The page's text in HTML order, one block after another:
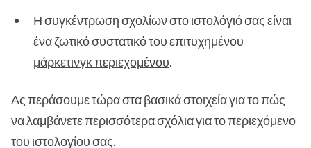
Η συγκέντρωση σχολίων στο ιστολόγιό σας είναι
ένα ζωτικό συστατικό τουεπιτυχημένου
μάρκετινγκ περιεχομένου.
Ας περάσουμε τώρα στα βασικά στοιχεία για το πώς
να λαμβάνετε περισσότερα σχόλια για το περιεχόμενο
του ιστολογίου σας.